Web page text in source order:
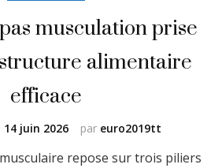
musculation prise
alimentaire
efficace
par euro2019tt
14 juin 2026
repose sur trois piliers